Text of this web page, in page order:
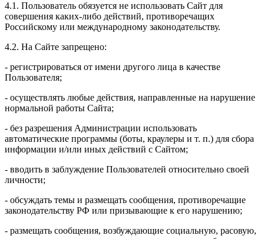
4.1. Пользователь обязуется не использовать Сайт для
совершения каких-либо действий, противоречащих
Российскому или международному законодательству.
4.2. На Сайте запрещено:
- регистрироваться от имени другого лица в качестве
Пользователя;
- осуществлять любые действия, направленные на нарушение
нормальной работы Сайта;
- без разрешения Администрации использовать
автоматические программы (боты, краулеры и т. п.) для сбора
информации и/или иных действий с Сайтом;
- вводить в заблуждение Пользователей относительно своей
личности;
- обсуждать темы и размещать сообщения, противоречащие
законодательству РФ или призывающие к его нарушению;
- размещать сообщения, возбуждающие социальную, расовую,